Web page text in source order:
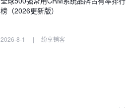
榜（2026更新版）
2026-8-1 | 纷享销客